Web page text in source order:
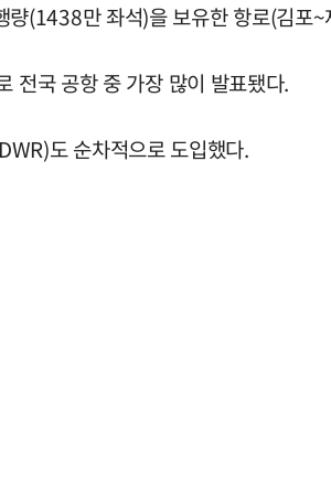
(1438만 좌석)을 보유한 항로(김포
국 공항 중 가장 많이 발표됐다.
도 순차적으로 도입했다.